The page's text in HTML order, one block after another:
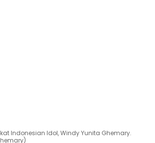
Indonesian Idol, Windy Yunita Ghemary.